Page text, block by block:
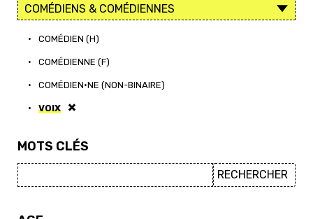
• COMÉDIEN (H)
• COMÉDIENNE (F)
• COMÉDIEN·NE (NON-BINAIRE)
• VOIX
MOTS CLÉS